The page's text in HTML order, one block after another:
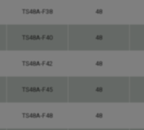
TS48A-F38 48
TS48A-F40 48
TS48A-F42 48
TS48A-F45 48
TS48A-F48 48